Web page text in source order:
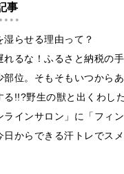
事
らせる理由って？
れるな！ふるさと納税の
位。そもそもいつから
る!!?野生の獣と出くわし
ラインサロン」に「フィ
日からできる汗トレでス